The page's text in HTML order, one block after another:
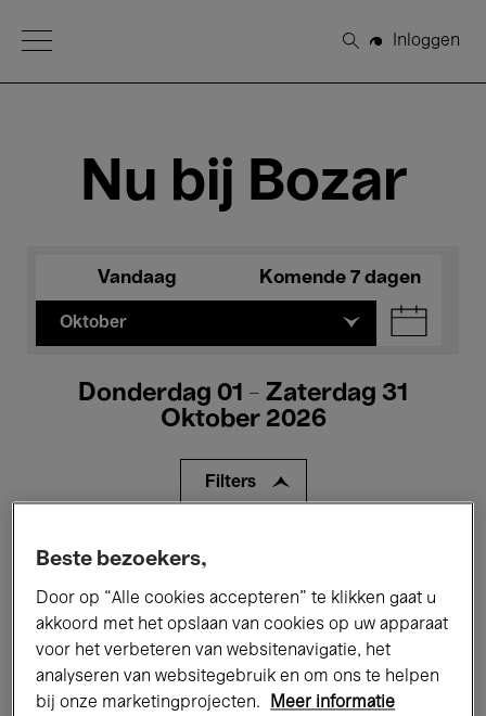
Open Menu
Zoeken
Inloggen
Nu bij Bozar
Vandaag Komende 7 dagen
Oktober
Donderdag 01 - Zaterdag 31
Oktober 2026
Filters
Alle evenementen
Tentoonstellingen Films
Performances Lezingen & Debatten
Jazz Klassieke Muziek Global Music
Beste bezoekers,
Door op “Alle cookies accepteren” te klikken gaat u
akkoord met het opslaan van cookies op uw apparaat
voor het verbeteren van websitenavigatie, het
analyseren van websitegebruik en om ons te helpen
bij onze marketingprojecten.
Meer informatie